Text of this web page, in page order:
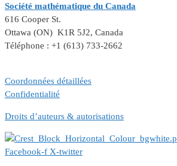
Société mathématique du Canada
616 Cooper St.
Ottawa (ON) K1R 5J2, Canada
Téléphone : +1 (613) 733-2662
Coordonnées détaillées
Confidentialité
Droits d’auteurs & autorisations
Facebook-f X-twitter